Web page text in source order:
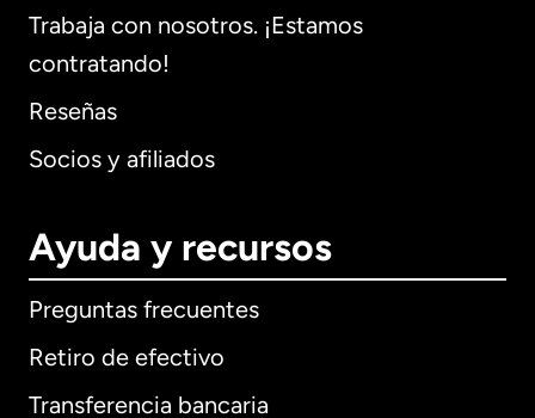
Trabaja con nosotros. ¡Estamos
contratando!
Reseñas
Socios y afiliados
Ayuda y recursos
Preguntas frecuentes
Retiro de efectivo
Transferencia bancaria